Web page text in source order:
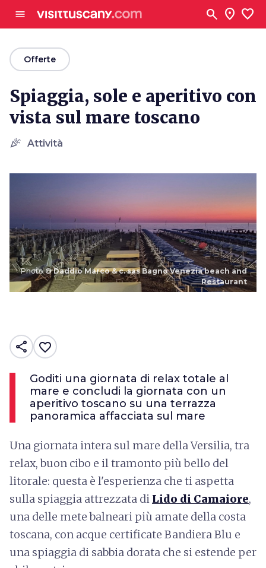
menu search location_on favorite
arrow_backOfferte
Spiaggia, sole e aperitivo con
vista sul mare toscano
celebration Attività
Photo ©Daddio Marco & c. sas Bagno Venezia beach and
Restaurant
share favorite_border
Goditi una giornata di relax totale al
mare e concludi la giornata con un
aperitivo toscano su una terrazza
panoramica affacciata sul mare
Una giornata intera sul mare della Versilia, tra
relax, buon cibo e il tramonto più bello del
litorale: questa è l'esperienza che ti aspetta
sulla spiaggia attrezzata di Lido di Camaiore,
una delle mete balneari più amate della costa
toscana, con acque certificate Bandiera Blu e
una spiaggia di sabbia dorata che si estende per